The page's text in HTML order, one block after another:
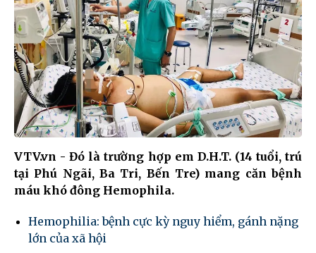
VTV.vn - Đó là trường hợp em D.H.T. (14 tuổi, trú
tại Phú Ngãi, Ba Tri, Bến Tre) mang căn bệnh
máu khó đông Hemophila.
Hemophilia: bệnh cực kỳ nguy hiểm, gánh nặng
lớn của xã hội